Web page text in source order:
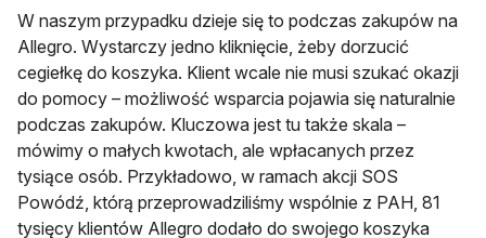
W naszym przypadku dzieje się to podczas zakupów na
Allegro. Wystarczy jedno kliknięcie, żeby dorzucić
cegiełkę do koszyka. Klient wcale nie musi szukać okazji
do pomocy – możliwość wsparcia pojawia się naturalnie
podczas zakupów. Kluczowa jest tu także skala –
mówimy o małych kwotach, ale wpłacanych przez
tysiące osób. Przykładowo, w ramach akcji SOS
Powódź, którą przeprowadziliśmy wspólnie z PAH, 81
tysięcy klientów Allegro dodało do swojego koszyka